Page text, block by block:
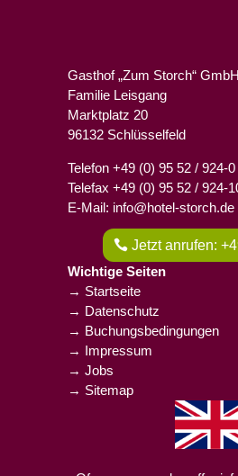
Gasthof „Zum Storch“ GmbH
Familie Leisgang
Marktplatz 20
96132 Schlüsselfeld
Telefon +49 (0) 95 52 / 924-0
Telefax +49 (0) 95 52 / 924-
E-Mail: info@hotel-storch.de
Jetzt anrufen:
Wichtige Seiten
→ Startseite
→ Datenschutz
→ Buchungsbedingungen
→ Impressum
→ Jobs
→ Sitemap